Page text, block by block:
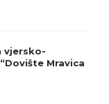
vjersko-
Mravica